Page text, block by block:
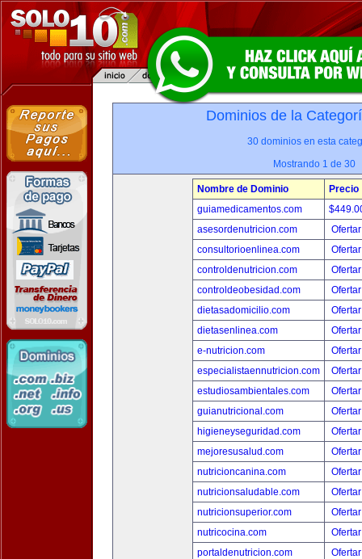
Dominios de la
30 dominios en esta
Mostrando 1 de 30
Nombre de Dominio
Precio
guiamedicamentos.com
asesordenutricion.com
consultorioenlinea.com
controldenutricion.com
controldeobesidad.com
dietasadomicilio.com
dietasenlinea.com
e-nutricion.com
especialistaennutricion.com
estudiosambientales.com
guianutricional.com
higieneyseguridad.com
mejoresusalud.com
nutricioncanina.com
nutricionsaludable.com
nutricionsuperior.com
nutricocina.com
portaldenutricion.com